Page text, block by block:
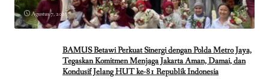
Agustus 7, 2026
BAMUS Betawi Perkuat Sinergi dengan Polda Metro Jaya,
Tegaskan Komitmen Menjaga Jakarta Aman, Damai, dan
Kondusif Jelang HUT ke-81 Republik Indonesia